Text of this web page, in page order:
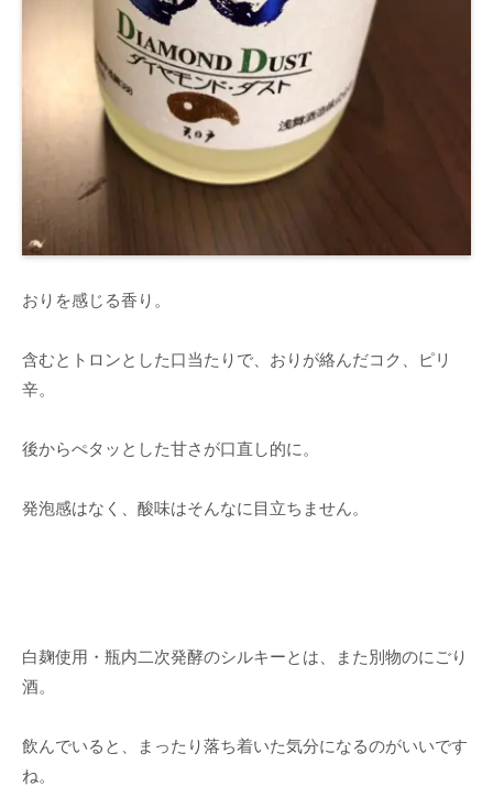
おりを感じる香り。
含むとトロンとした口当たりで、おりが絡んだコク、ピリ
辛。
後からぺタッとした甘さが口直し的に。
発泡感はなく、酸味はそんなに目立ちません。
白麹使用・瓶内二次発酵のシルキーとは、また別物のにごり
酒。
飲んでいると、まったり落ち着いた気分になるのがいいです
ね。